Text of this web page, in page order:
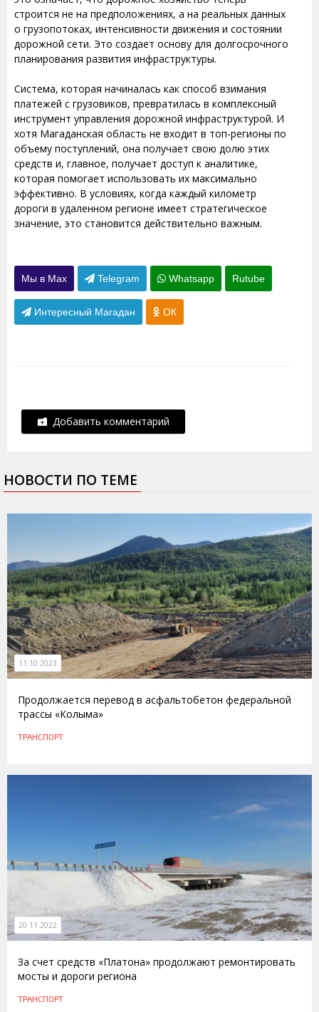
строится не на предположениях, а на реальных данных
о грузопотоках, интенсивности движения и состоянии
дорожной сети. Это создает основу для долгосрочного
планирования развития инфраструктуры.
Система, которая начиналась как способ взимания
платежей с грузовиков, превратилась в комплексный
инструмент управления дорожной инфраструктурой. И
хотя Магаданская область не входит в топ-регионы по
объему поступлений, она получает свою долю этих
средств и, главное, получает доступ к аналитике,
которая помогает использовать их максимально
эффективно. В условиях, когда каждый километр
дороги в удаленном регионе имеет стратегическое
значение, это становится действительно важным.
Мы в Max Telegram Whatsapp Rutube
Интересный Магадан ОК
Добавить комментарий
НОВОСТИ ПО ТЕМЕ
11.10.2023
Продолжается перевод в асфальтобетон федеральной
трассы «Колыма»
ТРАНСПОРТ
20.11.2022
За счет средств «Платона» продолжают ремонтировать
мосты и дороги региона
ТРАНСПОРТ